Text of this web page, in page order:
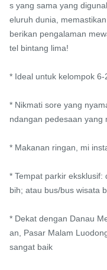
s yang sama yang
eluruh dunia,
berikan pengalaman
tel bintang lima!
* Ideal untuk kelompok
* Nikmati sore yang
ndangan pedesaan yang
* Makanan ringan, mi
* Tempat parkir
bih; ​​atau bus/bus wisata
* Dekat dengan Danau
an, Pasar Malam
sangat baik